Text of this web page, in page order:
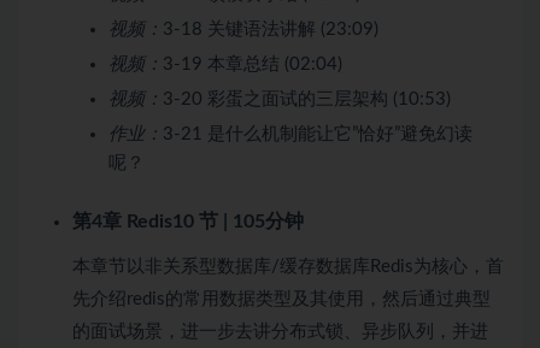
视频： 3-18 关键语法讲解 (23:09)
视频： 3-19 本章总结 (02:04)
视频： 3-20 彩蛋之面试的三层架构 (10:53)
作业： 3-21 是什么机制能让它”恰好”避免幻读
呢？
第4章 Redis10 节 | 105分钟
本章节以非关系型数据库/缓存数据库Redis为核心，首
先介绍redis的常用数据类型及其使用，然后通过典型
的面试场景，进一步去讲分布式锁、异步队列，并进